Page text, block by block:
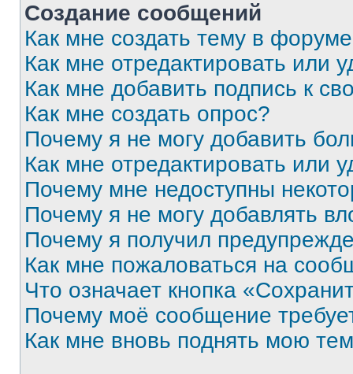
Создание сообщений
Как мне создать тему в
Как мне отредактировать или
Как мне добавить подпись к
Как мне создать опрос?
Почему я не могу добавить
Как мне отредактировать или
Почему мне недоступны
Почему я не могу добавлять
Почему я получил
Как мне пожаловаться на
Что означает кнопка
Почему моё сообщение
Как мне вновь поднять мою